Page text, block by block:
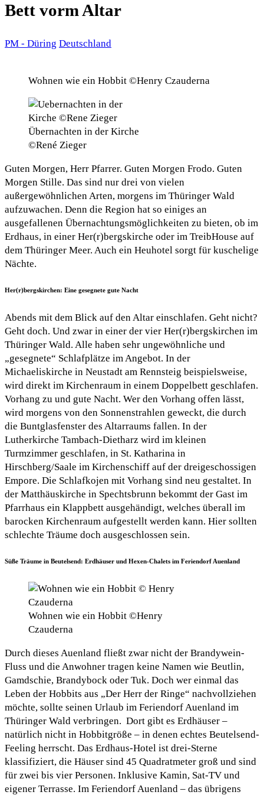
Bett vorm Altar
PM - Düring Deutschland
Wohnen wie ein Hobbit ©Henry Czauderna
Übernachten in der Kirche
©René Zieger
Guten Morgen, Herr Pfarrer. Guten Morgen Frodo. Guten
Morgen Stille. Das sind nur drei von vielen
außergewöhnlichen Arten, morgens im Thüringer Wald
aufzuwachen. Denn die Region hat so einiges an
ausgefallenen Übernachtungsmöglichkeiten zu bieten, ob im
Erdhaus, in einer Her(r)bergskirche oder im TreibHouse auf
dem Thüringer Meer. Auch ein Heuhotel sorgt für kuschelige
Nächte.
Her(r)bergskirchen: Eine gesegnete gute Nacht
Abends mit dem Blick auf den Altar einschlafen. Geht nicht?
Geht doch. Und zwar in einer der vier Her(r)bergskirchen im
Thüringer Wald. Alle haben sehr ungewöhnliche und
„gesegnete“ Schlafplätze im Angebot. In der
Michaeliskirche in Neustadt am Rennsteig beispielsweise,
wird direkt im Kirchenraum in einem Doppelbett geschlafen.
Vorhang zu und gute Nacht. Wer den Vorhang offen lässt,
wird morgens von den Sonnenstrahlen geweckt, die durch
die Buntglasfenster des Altarraums fallen. In der
Lutherkirche Tambach-Dietharz wird im kleinen
Turmzimmer geschlafen, in St. Katharina in
Hirschberg/Saale im Kirchenschiff auf der dreigeschossigen
Empore. Die Schlafkojen mit Vorhang sind neu gestaltet. In
der Matthäuskirche in Spechtsbrunn bekommt der Gast im
Pfarrhaus ein Klappbett ausgehändigt, welches überall im
barocken Kirchenraum aufgestellt werden kann. Hier sollten
schlechte Träume doch ausgeschlossen sein.
Süße Träume in Beutelsend: Erdhäuser und Hexen-Chalets im Feriendorf Auenland
Wohnen wie ein Hobbit ©Henry
Czauderna
Durch dieses Auenland fließt zwar nicht der Brandywein-
Fluss und die Anwohner tragen keine Namen wie Beutlin,
Gamdschie, Brandybock oder Tuk. Doch wer einmal das
Leben der Hobbits aus „Der Herr der Ringe“ nachvollziehen
möchte, sollte seinen Urlaub im Feriendorf Auenland im
Thüringer Wald verbringen. Dort gibt es Erdhäuser –
natürlich nicht in Hobbitgröße – in denen echtes Beutelsend-
Feeling herrscht. Das Erdhaus-Hotel ist drei-Sterne
klassifiziert, die Häuser sind 45 Quadratmeter groß und sind
für zwei bis vier Personen. Inklusive Kamin, Sat-TV und
eigener Terrasse. Im Feriendorf Auenland – das übrigens